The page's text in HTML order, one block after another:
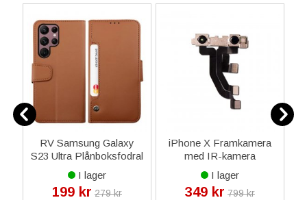
RV Samsung Galaxy
S23 Ultra Plånboksfodral
med Extra Kortfack -
Brun
I lager
199 kr 279 kr
iPhone X Framkamera
med IR-kamera
I lager
349 kr 799 kr